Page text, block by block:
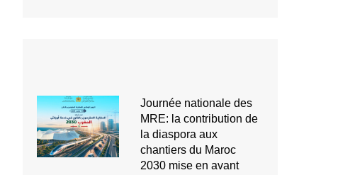
Journée nationale des
MRE: la contribution de
la diaspora aux
chantiers du Maroc
2030 mise en avant